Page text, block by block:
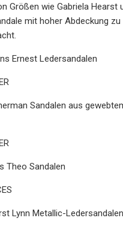
Größen wie Gabriela Hearst
mit hoher Abdeckung
Ernest Ledersandalen
Sandalen aus
Theo Sandalen
Lynn Metallic-Ledersandalen